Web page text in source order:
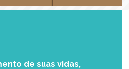
de suas vidas,